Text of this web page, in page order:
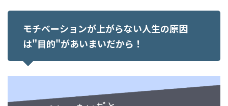
モチベーションが上がらない人生の原因
は"目的"があいまいだから！